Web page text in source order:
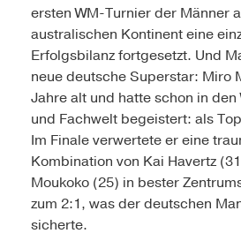
ersten WM-Turnier der Männer
australischen Kontinent eine
Erfolgsbilanz fortgesetzt. Und
neue deutsche Superstar: Miro
Jahre alt und hatte schon in den
und Fachwelt begeistert: als
Im Finale verwertete er eine
Kombination von Kai Havertz
Moukoko (25) in bester
zum 2:1, was der deutschen
sicherte.